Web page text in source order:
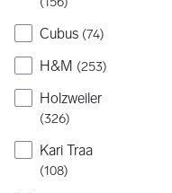
Cubus (74)
H&M (253)
Holzweiler
(326)
Kari Traa
(108)